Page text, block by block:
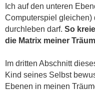
Ich auf den unteren
Computerspiel gleichen)
durchleben darf. So
die Matrix meiner
Im dritten Abschnitt
Kind seines Selbst
Ebenen in meinen